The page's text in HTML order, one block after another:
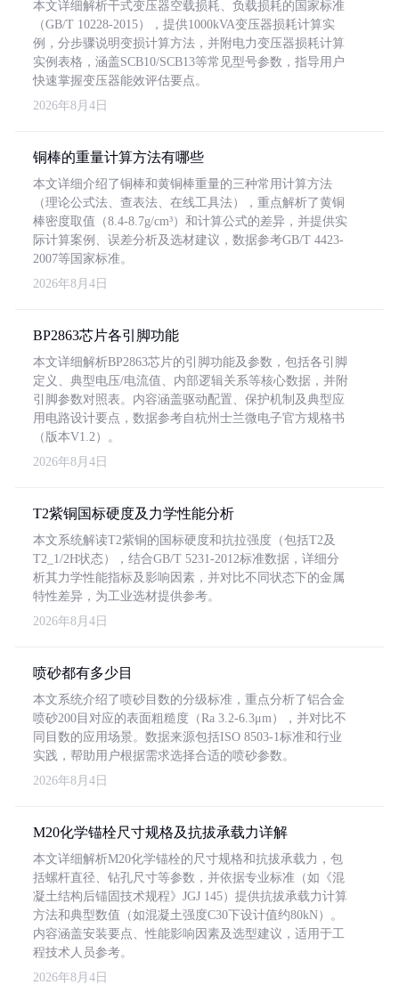
本文详细解析干式变压器空载损耗、负载损耗的国家标准
（GB/T 10228-2015），提供1000kVA变压器损耗计算实
例，分步骤说明变损计算方法，并附电力变压器损耗计算
实例表格，涵盖SCB10/SCB13等常见型号参数，指导用户
快速掌握变压器能效评估要点。
2026年8月4日
铜棒的重量计算方法有哪些
本文详细介绍了铜棒和黄铜棒重量的三种常用计算方法
（理论公式法、查表法、在线工具法），重点解析了黄铜
棒密度取值（8.4-8.7g/cm³）和计算公式的差异，并提供实
际计算案例、误差分析及选材建议，数据参考GB/T 4423-
2007等国家标准。
2026年8月4日
BP2863芯片各引脚功能
本文详细解析BP2863芯片的引脚功能及参数，包括各引脚
定义、典型电压/电流值、内部逻辑关系等核心数据，并附
引脚参数对照表。内容涵盖驱动配置、保护机制及典型应
用电路设计要点，数据参考自杭州士兰微电子官方规格书
（版本V1.2）。
2026年8月4日
T2紫铜国标硬度及力学性能分析
本文系统解读T2紫铜的国标硬度和抗拉强度（包括T2及
T2_1/2H状态），结合GB/T 5231-2012标准数据，详细分
析其力学性能指标及影响因素，并对比不同状态下的金属
特性差异，为工业选材提供参考。
2026年8月4日
喷砂都有多少目
本文系统介绍了喷砂目数的分级标准，重点分析了铝合金
喷砂200目对应的表面粗糙度（Ra 3.2-6.3μm），并对比不
同目数的应用场景。数据来源包括ISO 8503-1标准和行业
实践，帮助用户根据需求选择合适的喷砂参数。
2026年8月4日
M20化学锚栓尺寸规格及抗拔承载力详解
本文详细解析M20化学锚栓的尺寸规格和抗拔承载力，包
括螺杆直径、钻孔尺寸等参数，并依据专业标准（如《混
凝土结构后锚固技术规程》JGJ 145）提供抗拔承载力计算
方法和典型数值（如混凝土强度C30下设计值约80kN）。
内容涵盖安装要点、性能影响因素及选型建议，适用于工
程技术人员参考。
2026年8月4日